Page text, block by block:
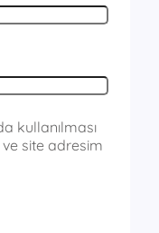
kullanılması
site adresim